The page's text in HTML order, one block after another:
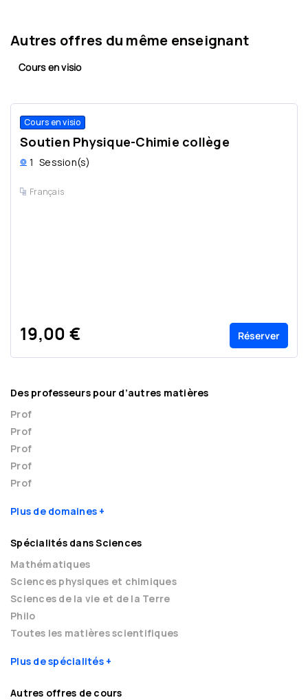
Autres offres du même enseignant
Cours en visio
Cours en visio
Soutien Physique-Chimie collège
1 Session(s)
Français
19,00 € Réserver
Des professeurs pour d’autres matières
Prof
Prof
Prof
Prof
Prof
Plus de domaines
Spécialités dans Sciences
Mathématiques
Sciences physiques et chimiques
Sciences de la vie et de la Terre
Philo
Toutes les matières scientifiques
Plus de spécialités
Autres offres de cours